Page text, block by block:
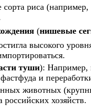
риса
(нишевые
высокого
туши): Например,
и
животных
российских хозяйств.